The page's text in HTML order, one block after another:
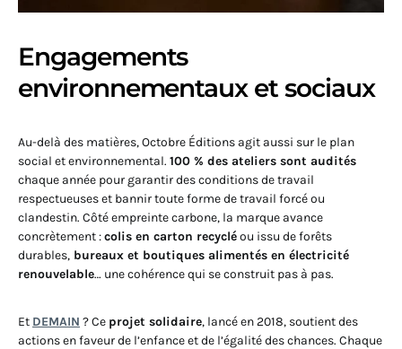
Engagements
environnementaux et sociaux
Au-delà des matières, Octobre Éditions agit aussi sur le plan
social et environnemental. 100 % des ateliers sont audités
chaque année pour garantir des conditions de travail
respectueuses et bannir toute forme de travail forcé ou
clandestin. Côté empreinte carbone, la marque avance
concrètement :colis en carton recycléou issu de forêts
durables, bureaux et boutiques alimentés en électricité
renouvelable… une cohérence qui se construit pas à pas.
Et DEMAIN ? Ce projet solidaire, lancé en 2018, soutient des
actions en faveur de l’enfance et de l’égalité des chances. Chaque